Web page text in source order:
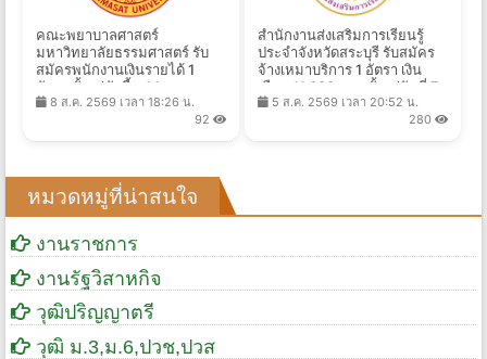
คณะพยาบาลศาสตร์
มหาวิทยาลัยธรรมศาสตร์ รับ
สมัครพนักงานเงินรายได้ 1
อัตรา ตั้งแต่บัดนี้ - 14 ส.ค.
2569
8 ส.ค. 2569 เวลา 18:26 น.
92
สำนักงานส่งเสริมการเรียนรู้
ประจำจังหวัดสระบุรี รับสมัคร
จ้างเหมาบริการ 1 อัตรา เงิน
เดือน 11,680 บาท ตั้งแต่วันที่ 7-
19 ส.ค. 2569
5 ส.ค. 2569 เวลา 20:52 น.
280
หมวดหมู่ที่น่าสนใจ
งานราชการ
งานรัฐวิสาหกิจ
วุฒิปริญญาตรี
วุฒิ ม.3,ม.6,ปวช,ปวส